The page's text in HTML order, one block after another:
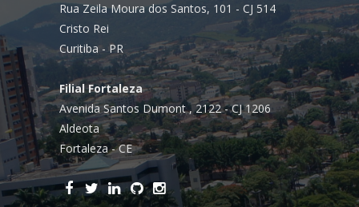
Rua Zeila Moura dos Santos, 101 - CJ 514
Cristo Rei
Curitiba - PR
Filial Fortaleza
Avenida Santos Dumont , 2122 - CJ 1206
Aldeota
Fortaleza - CE